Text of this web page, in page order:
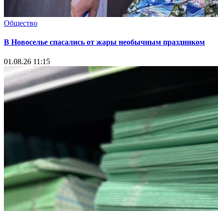
Общество
В Новоселье спасались от жары необычным праздником
01.08.26 11:15